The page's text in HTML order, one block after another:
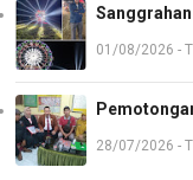
01/08/2026 -
28/07/2026 -